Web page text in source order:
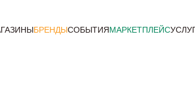
БРЕНДЫСОБЫТИЯМАРКЕТПЛЕЙС